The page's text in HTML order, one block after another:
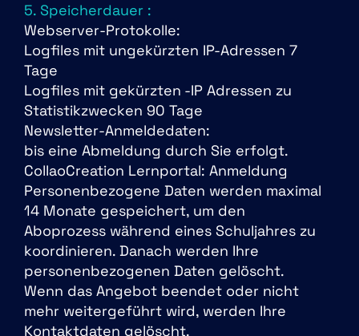
5. Speicherdauer :
Webserver-Protokolle:
Logfiles mit ungekürzten IP-Adressen 7
Tage
Logfiles mit gekürzten -IP Adressen zu
Statistikzwecken 90 Tage
Newsletter-Anmeldedaten:
bis eine Abmeldung durch Sie erfolgt.
CollaoCreation Lernportal: Anmeldung
Personenbezogene Daten werden maximal
14 Monate gespeichert, um den
Aboprozess während eines Schuljahres zu
koordinieren. Danach werden Ihre
personenbezogenen Daten gelöscht.
Wenn das Angebot beendet oder nicht
mehr weitergeführt wird, werden Ihre
Kontaktdaten gelöscht.